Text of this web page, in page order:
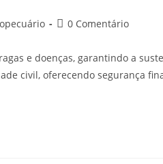
0 Comentário
e doenças, garantindo a
civil, oferecendo segurança